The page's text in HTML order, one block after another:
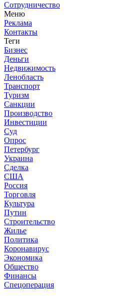
Сотрудничество
Меню
Реклама
Контакты
Теги
Бизнес
Деньги
Недвижимость
Ленобласть
Транспорт
Туризм
Санкции
Производство
Инвестиции
Суд
Опрос
Петербург
Украина
Сделка
США
Россия
Торговля
Культура
Путин
Строительство
Жилье
Политика
Коронавирус
Экономика
Общество
Финансы
Спецоперация